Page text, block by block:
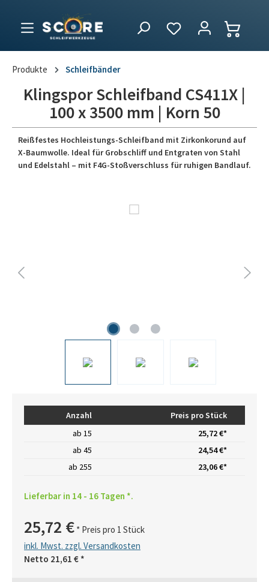
Produkte Schleifbänder
Klingspor Schleifband CS411X |
100 x 3500 mm | Korn 50
Reißfestes Hochleistungs-Schleifband mit Zirkonkorund auf
X-Baumwolle. Ideal für Grobschliff und Entgraten von Stahl
und Edelstahl – mit F4G-Stoßverschluss für ruhigen Bandlauf.
Anzahl
Preis pro Stück
ab 15
25,72 €*
ab 45
24,54 €*
ab 255 23,06 €*
Lieferbar in 14 - 16 Tagen *.
25,72 € * Preis pro 1 Stück
inkl. Mwst. zzgl. Versandkosten
Netto 21,61 € *